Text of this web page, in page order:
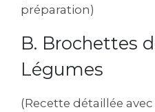
préparation)
B. Brochettes
Légumes
(Recette détaillée